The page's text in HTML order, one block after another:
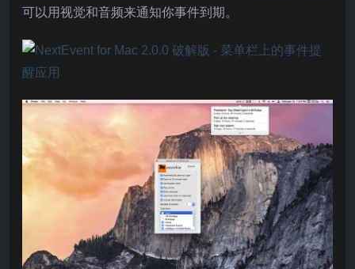
可以用视觉和音频来通知你事件到期。